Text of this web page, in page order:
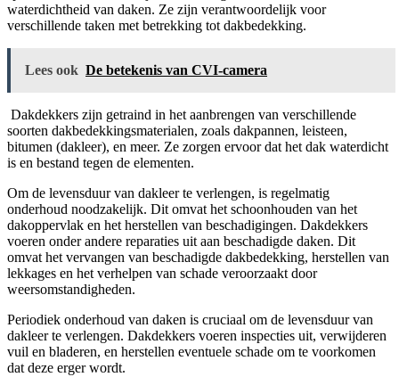
waterdichtheid van daken. Ze zijn verantwoordelijk voor
verschillende taken met betrekking tot dakbedekking.
Lees ook De betekenis van CVI-camera
Dakdekkers zijn getraind in het aanbrengen van verschillende
soorten dakbedekkingsmaterialen, zoals dakpannen, leisteen,
bitumen (dakleer), en meer. Ze zorgen ervoor dat het dak waterdicht
is en bestand tegen de elementen.
Om de levensduur van dakleer te verlengen, is regelmatig
onderhoud noodzakelijk. Dit omvat het schoonhouden van het
dakoppervlak en het herstellen van beschadigingen. Dakdekkers
voeren onder andere reparaties uit aan beschadigde daken. Dit
omvat het vervangen van beschadigde dakbedekking, herstellen van
lekkages en het verhelpen van schade veroorzaakt door
weersomstandigheden.
Periodiek onderhoud van daken is cruciaal om de levensduur van
dakleer te verlengen. Dakdekkers voeren inspecties uit, verwijderen
vuil en bladeren, en herstellen eventuele schade om te voorkomen
dat deze erger wordt.